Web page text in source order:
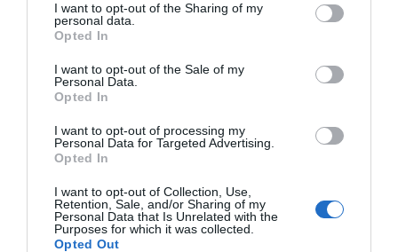
I want to opt-out of the Sharing of my
personal data.
Opted In
I want to opt-out of the Sale of my
Personal Data.
Opted In
I want to opt-out of processing my
Personal Data for Targeted Advertising.
Opted In
I want to opt-out of Collection, Use,
Retention, Sale, and/or Sharing of my
Personal Data that Is Unrelated with the
Purposes for which it was collected.
Opted Out
Rabarbertrifle
Bjud på rabarbertrifle - en efterrätt du gör i lager
med smält rabarber kokt med socker, kex eller...